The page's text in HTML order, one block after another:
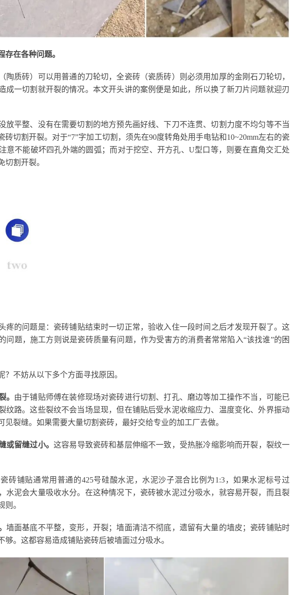
存在各种问题。
陶质砖）可以用普通的刀轮切，全瓷砖（瓷质砖）则必须用加厚的金刚石刀轮切，
成一切割就开裂的情况。本文开头讲的案例便是如此，所以换了新刀片问题就迎刃
放平整、没有在需要切割的地方预先画好线、下刀不连贯、切割力度不均匀等不当
砖切割开裂。对于“7”字加工切割，须先在90度转角处用手电钻和10~20mm左右的瓷
意不能破坏四孔外端的圆弧；而对于挖空、开方孔、U型口等，则要在直角交汇处
切割开裂。
疼的问题是 ： 瓷砖铺贴结束时一切正常，验收入住一段时间之后才发现开裂了。这
问题，施工方则 说是瓷砖质量有问题，作为受害方的消费者常常陷入“该找谁”的 困
？不妨从以下多个方面寻找原因。
。 由于铺贴师傅在装修现场对瓷砖进行切割、打孔、磨边等加工操作不当， 可能已
纹路。这些裂纹不会当场显现，但在铺贴后受水泥收缩应力、温度变化、外界振动
见裂缝。如果需要大量切割瓷砖，最好交给专业的加工厂去做。
或留缝过小。这容易导致瓷砖和基层伸缩不一致， 受热胀冷缩影响而开裂， 裂纹一
瓷砖铺贴通常用普通的425号硅酸水泥，水泥沙子混合比例为1:3，如果水泥标号过
水泥会大量吸收水分。在这种情况下，瓷砖被水泥过分吸水，就容易开裂，而且裂
则。
墙面基底不平整，变形，开裂；墙面清洁不彻底，遗留有大量的墙皮；瓷砖铺贴时
够。这都容易造成铺贴瓷砖后被墙面过分吸水。